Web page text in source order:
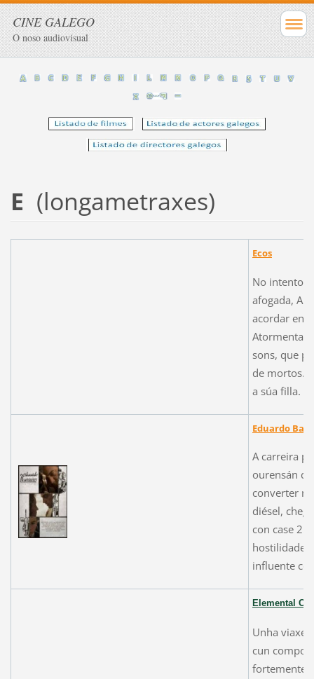
CINE GALEGO
O noso audiovisual
E (longametraxes)
Ecos
No intento
afogada,
acordar
sons, que
de mortos.
a súa filla.
Eduardo
A carreira
ourensán
converter
diésel,
con case
hostilidade
influente
Elemental
Unha viaxe
cun
fortemente